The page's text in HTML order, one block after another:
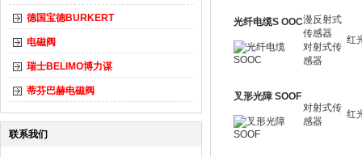
德国宝德BURKERT
电磁阀
瑞士BELIMO博力谋
蒂芬巴赫电磁阀
联系我们
光纤电缆S OOC漫反射式
传感器
对射式传
感器
红
叉形光障 SOOF
对射式传
感器
红